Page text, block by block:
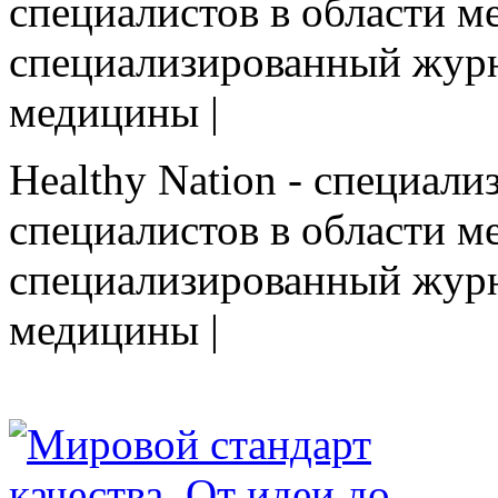
специалистов в области
cпециализированный
медицины |
Healthy Nation -
специалистов в области
cпециализированный
медицины |